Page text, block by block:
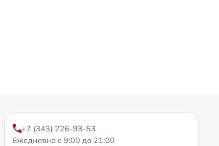
+7 (343) 226-93-53
Ежедневно с 9:00 до 21:00